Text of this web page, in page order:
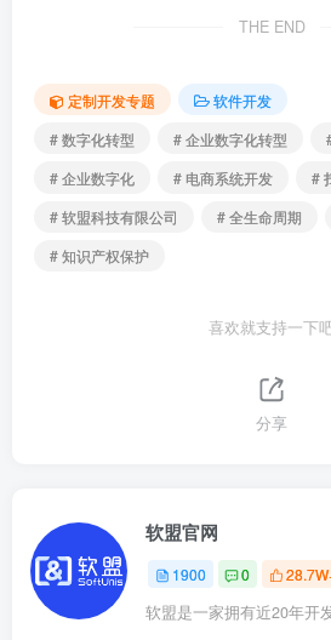
THE END
定制开发专题
软件开发
# 数字化转型
# 企业数字化转型
# 企业数字化
# 电商系统开发
#
# 软盟科技有限公司
# 全生命周期
# 知识产权保护
喜欢就支持一下
分享
软盟官网
1900 0